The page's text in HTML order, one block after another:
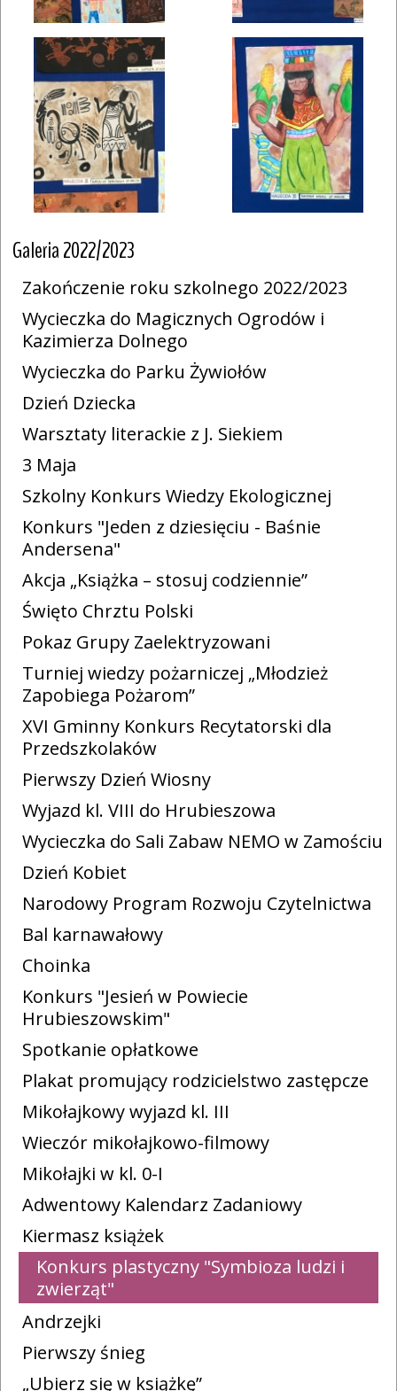
Galeria 2022/2023
Zakończenie roku szkolnego 2022/2023
Wycieczka do Magicznych Ogrodów i
Kazimierza Dolnego
Wycieczka do Parku Żywiołów
Dzień Dziecka
Warsztaty literackie z J. Siekiem
3 Maja
Szkolny Konkurs Wiedzy Ekologicznej
Konkurs "Jeden z dziesięciu - Baśnie
Andersena"
Akcja „Książka – stosuj codziennie”
Święto Chrztu Polski
Pokaz Grupy Zaelektryzowani
Turniej wiedzy pożarniczej „Młodzież
Zapobiega Pożarom”
XVI Gminny Konkurs Recytatorski dla
Przedszkolaków
Pierwszy Dzień Wiosny
Wyjazd kl. VIII do Hrubieszowa
Wycieczka do Sali Zabaw NEMO w Zamościu
Dzień Kobiet
Narodowy Program Rozwoju Czytelnictwa
Bal karnawałowy
Choinka
Konkurs "Jesień w Powiecie
Hrubieszowskim"
Spotkanie opłatkowe
Plakat promujący rodzicielstwo zastępcze
Mikołajkowy wyjazd kl. III
Wieczór mikołajkowo-filmowy
Mikołajki w kl. 0-I
Adwentowy Kalendarz Zadaniowy
Kiermasz książek
Konkurs plastyczny "Symbioza ludzi i
zwierząt"
Andrzejki
Pierwszy śnieg
„Ubierz się w książkę”